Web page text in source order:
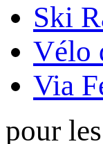
Ski
Vélo
Via
pour